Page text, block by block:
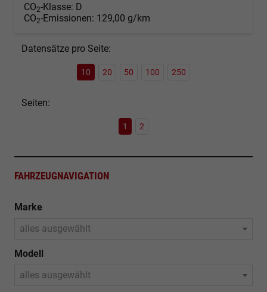
CO2-Klasse: D
CO2-Emissionen: 129,00 g/km
Datensätze pro Seite:
10 20 50 100 250
Seiten:
1 2
FAHRZEUGNAVIGATION
Marke
alles ausgewählt
Modell
alles ausgewählt